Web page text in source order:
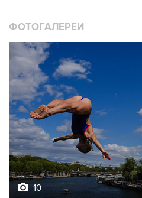
ФОТОГАЛЕРЕИ
10